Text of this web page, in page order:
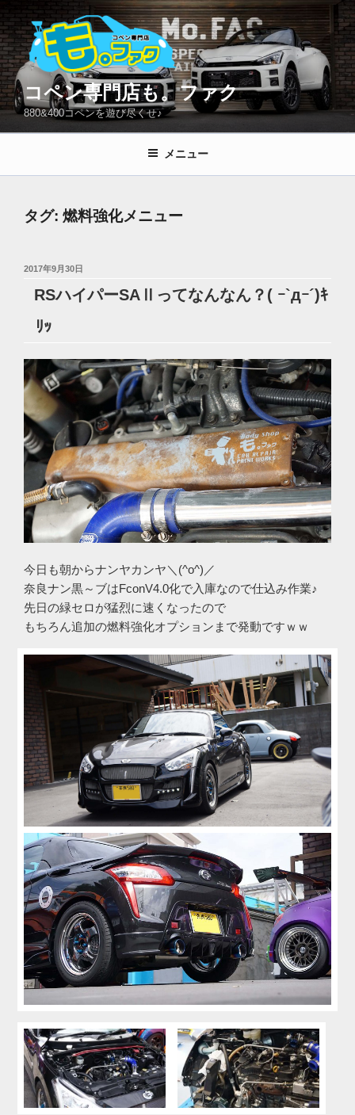
ン
テ
ン
ツ
へ
プ
コペン専門店も。ファク
880&400コペンを遊び尽くせ♪
メニュー
タグ: 燃料強化メニュー
投
2017年9月30日
RSハイパーSAⅡってなんなん？( ｰ`дｰ´)ｷ
ﾘｯ
今日も朝からナンヤカンヤ＼(^o^)／
奈良ナン黒～ブはFconV4.0化で入庫なので仕込み作業♪
先日の緑セロが猛烈に速くなったので
もちろん追加の燃料強化オプションまで発動ですｗｗ